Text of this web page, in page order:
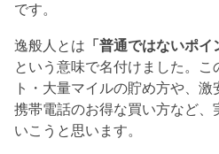
です。
逸般人とは 「普通ではないポ
という意味で名付けました。
ト・大量マイルの貯め方や、激
携帯電話のお得な買い方など、
いこうと思います。